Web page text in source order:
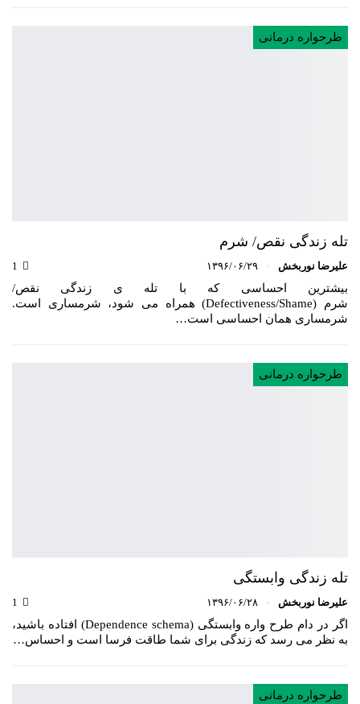
طرحواره درمانی
تله زندگی نقص/ شرم
علیرضا نوربخش ۱۳۹۶/۰۶/۲۹
بیشترین احساسی که با تله ی زندگی نقص/
شرم (Defectiveness/Shame) همراه می شود، شرمساری است.
شرمساری همان احساسی است…
طرحواره درمانی
تله زندگی وابستگی
علیرضا نوربخش ۱۳۹۶/۰۶/۲۸
اگر در دام طرح واره وابستگی (Dependence schema) افتاده باشید،
به نظر می رسد که زندگی برای شما طاقت فرسا است و احساس…
طرحواره درمانی